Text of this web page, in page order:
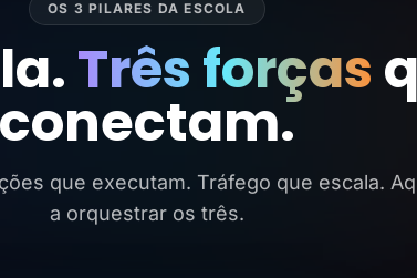
OS 3 PILARES DA ESCOLA
Três forças
conectam.
que executam. Tráfego que escala.
a orquestrar os três.